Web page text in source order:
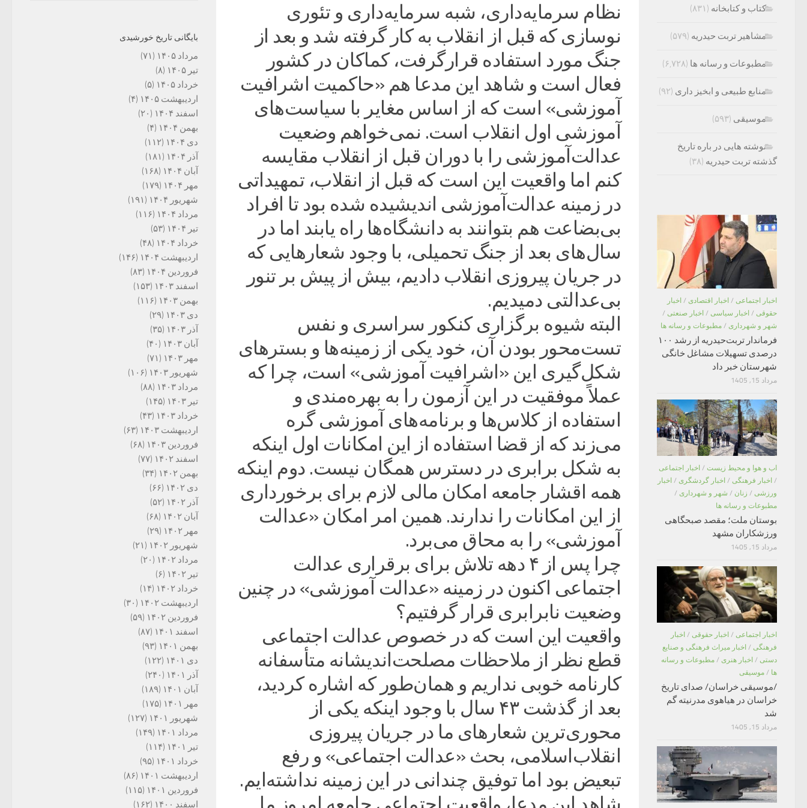
نظام سرمایه‌داری، شبه‌ سرمایه‌داری و تئوری
نوسازی که قبل از انقلاب به کار گرفته‌ شد و بعد از
جنگ مورد استفاده قرار‌گرفت، کماکان در کشور
فعال است و شاهد این مدعا هم «حاکمیت اشرافیت
‌آموزشی» است که از اساس مغایر با سیاست‌های
آموزشی اول انقلاب است. نمی‌خواهم وضعیت
عدالت‌آموزشی را با دوران قبل از انقلاب مقایسه‌
کنم اما واقعیت این است که قبل از انقلاب، تمهیداتی
در زمینه عدالت‌آموزشی اندیشیده شده‌ بود تا افراد
بی‌بضاعت هم بتوانند به دانشگاه‌ها راه‌ یابند اما در
سال‌های بعد از جنگ تحمیلی، با وجود شعارهایی که
در جریان پیروزی انقلاب دادیم، بیش از پیش بر تنور
بی‌عدالتی دمیدیم.
البته شیوه برگزاری کنکور سراسری و نفس
تست‌محور بودن آن، خود یکی از زمینه‌ها و بسترهای
شکل‌گیری این «اشرافیت‌ آموزشی» است، چرا که
عملاً موفقیت در این آزمون را به بهره‌مندی و
استفاده از کلاس‌ها و برنامه‌های آموزشی گره
می‌زند که از قضا استفاده از این امکانات اول اینکه
به شکل برابری در دسترس همگان نیست. دوم اینکه
همه اقشار جامعه امکان مالی لازم برای برخورداری
از این امکانات را ندارند. همین امر امکان «عدالت
آموزشی» را به محاق می‌برد.
چرا پس از ۴ دهه تلاش برای برقراری عدالت
اجتماعی اکنون در زمینه «عدالت آموزشی» در چنین
وضعیت نابرابری قرار گرفتیم؟
واقعیت این است که در خصوص عدالت اجتماعی
قطع نظر از ملاحظات مصلحت‌اندیشانه متأسفانه
کارنامه خوبی نداریم و همان‌طور که اشاره ‌کردید،
بعد از گذشت ۴۳ سال با وجود اینکه یکی از
محوری‌ترین شعارهای ما در جریان پیروزی
انقلاب‌اسلامی، بحث «عدالت‌ اجتماعی» و رفع
تبعیض بود اما توفیق چندانی در این زمینه نداشته‌ایم.
بایگانی تاریخ خورشیدی
مرداد ۱۴۰۵
(۷۱)
تیر ۱۴۰۵
(۸)
خرداد ۱۴۰۵
(۵)
اردیبهشت ۱۴۰۵
(۴)
اسفند ۱۴۰۴
(۲۰)
بهمن ۱۴۰۴
(۴)
دی ۱۴۰۴
(۱۱۲)
آذر ۱۴۰۴
(۱۸۱)
آبان ۱۴۰۴
(۱۶۸)
مهر ۱۴۰۴
(۱۷۹)
شهریور ۱۴۰۴
(۱۹۱)
مرداد ۱۴۰۴
(۱۱۶)
تیر ۱۴۰۴
(۵۳)
خرداد ۱۴۰۴
(۴۸)
اردیبهشت ۱۴۰۴
(۱۴۶)
فروردین ۱۴۰۴
(۸۳)
اسفند ۱۴۰۳
(۱۵۳)
بهمن ۱۴۰۳
(۱۱۶)
دی ۱۴۰۳
(۲۹)
آذر ۱۴۰۳
(۳۵)
آبان ۱۴۰۳
(۴۰)
مهر ۱۴۰۳
(۷۱)
شهریور ۱۴۰۳
(۱۰۶)
مرداد ۱۴۰۳
(۸۸)
تیر ۱۴۰۳
(۱۴۵)
خرداد ۱۴۰۳
(۴۳)
اردیبهشت ۱۴۰۳
(۶۳)
فروردین ۱۴۰۳
(۶۸)
اسفند ۱۴۰۲
(۷۷)
بهمن ۱۴۰۲
(۳۴)
دی ۱۴۰۲
(۶۶)
آذر ۱۴۰۲
(۵۲)
آبان ۱۴۰۲
(۶۸)
مهر ۱۴۰۲
(۲۹)
شهریور ۱۴۰۲
(۲۱)
مرداد ۱۴۰۲
(۲۰)
تیر ۱۴۰۲
(۶)
خرداد ۱۴۰۲
(۱۴)
اردیبهشت ۱۴۰۲
(۳۰)
فروردین ۱۴۰۲
(۵۹)
اسفند ۱۴۰۱
(۸۷)
بهمن ۱۴۰۱
(۹۳)
دی ۱۴۰۱
(۱۲۲)
آذر ۱۴۰۱
(۲۴۰)
آبان ۱۴۰۱
(۱۸۹)
مهر ۱۴۰۱
(۱۷۵)
شهریور ۱۴۰۱
(۱۲۷)
مرداد ۱۴۰۱
(۱۴۹)
تیر ۱۴۰۱
(۱۱۴)
خرداد ۱۴۰۱
(۹۵)
اردیبهشت ۱۴۰۱
(۸۶)
فروردین ۱۴۰۱
(۱۱۵)
اسفند ۱۴۰۰
(۱۶۲)
کتاب و کتابخانه (۸۳۱)
مشاهیر تربت حیدریه (۵۷۹)
مطبوعات و رسانه ها (۶,۷۲۸)
منابع طبیعی و ابخیز داری (۹۲)
موسیقی (۵۹۳)
نوشته هایی در باره تاریخ
گذشته تربت حیدریه (۳۸)
اخبار اجتماعی / اخبار اقتصادی / اخبار
حقوقی / اخبار سیاسی / اخبار صنعتی /
شهر و شهرداری / مطبوعات و رسانه ها
فرماندار تربت‌حیدریه از رشد ۱۰۰
درصدی تسهیلات مشاغل خانگی
شهرستان خبر داد
مرداد 15, 1405
اب و هوا و محیط زیست / اخبار اجتماعی
/ اخبار فرهنگی / اخبار گردشگری / اخبار
ورزشی / زنان / شهر و شهرداری /
مطبوعات و رسانه ها
بوستان ملت؛ مقصد صبحگاهی
ورزشکاران مشهد
مرداد 15, 1405
اخبار اجتماعی / اخبار حقوقی / اخبار
فرهنگی / اخبار میراث فرهنگی و صنایع
دستی / اخبار هنری / مطبوعات و رسانه
ها / موسیقی
/موسیقی خراسان/ صدای تاریخ
خراسان در هیاهوی مدرنیته گم
شد
مرداد 15, 1405